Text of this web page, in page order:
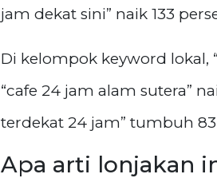
jam dekat sini” naik 133
Di kelompok keyword lokal,
“cafe 24 jam alam sutera”
terdekat 24 jam” tumbuh
Apa arti lonjakan